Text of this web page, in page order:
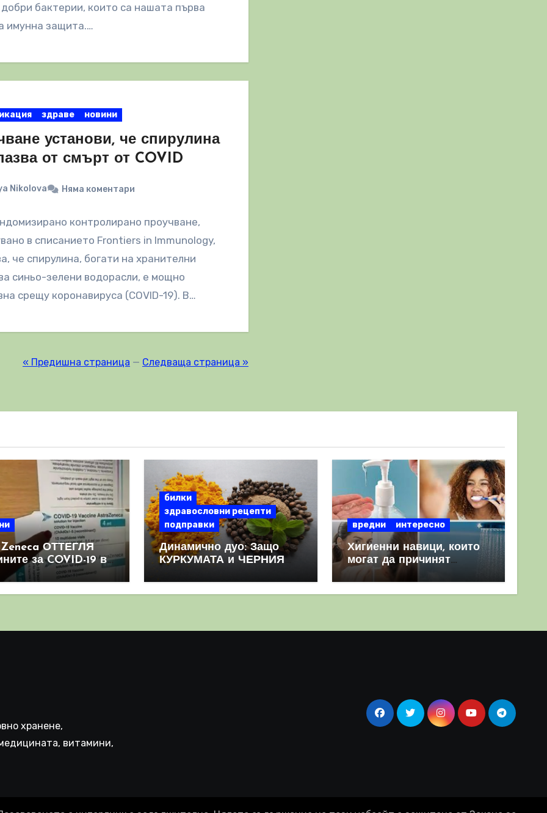
бактерии, които са нашата първа
имунна защита.…
здраве новини
установи, че спирулина
от смърт от COVID
Nikolova Няма коментари
контролирано проучване,
в списанието Frontiers in Immunology,
че спирулина, богати на хранителни
синьо-зелени водорасли, е мощно
срещу коронавируса (COVID-19). В
« Предишна страница — Следваща страница »
ОТТЕГЛЯ
за COVID-19 в
мащаб, след
че те
билки
здравословни рецепти
подправки
Динамично дуо: Защо
КУРКУМАТА и ЧЕРНИЯ
комбинация
вредни интересно
Хигиенни навици, които
могат да причинят
повече вреда, отколкото
полза
хранене,
витамини,